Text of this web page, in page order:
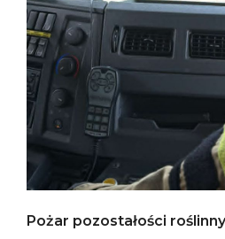
Pożar pozostałości